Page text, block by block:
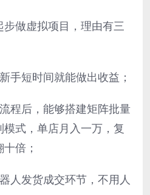
做虚拟项目，理由有三
手短时间就能做出收益；
程后，能够搭建矩阵批量
式，单店月入一万，复
倍；
人发货成交环节，不用人